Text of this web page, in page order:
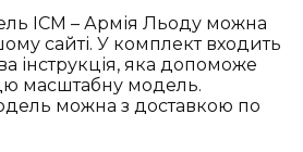
ICM – Армія Льоду можна
сайті. У комплект входить
інструкція, яка допоможе
масштабну модель.
можна з доставкою по